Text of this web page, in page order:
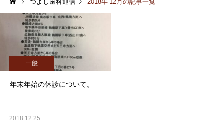
審美歯科
つよし歯科通信 2018年 12月の記事一覧
一般
年末年始の休診について。
2018.12.25